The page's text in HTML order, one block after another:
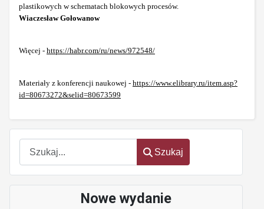
Szukaj
Szukaj
Nowe wydanie
plastikowych w schematach blokowych procesów.
Wiaczesław Gołowanow
Więcej - https://habr.com/ru/news/972548/
Materiały z konferencji naukowej - https://www.elibrary.ru/item.asp?
id=80673272&selid=80673599